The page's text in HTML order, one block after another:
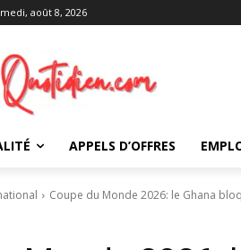
août 8, 2026
APPELS D’OFFRES
Coupe du Monde 2026: le Ghana